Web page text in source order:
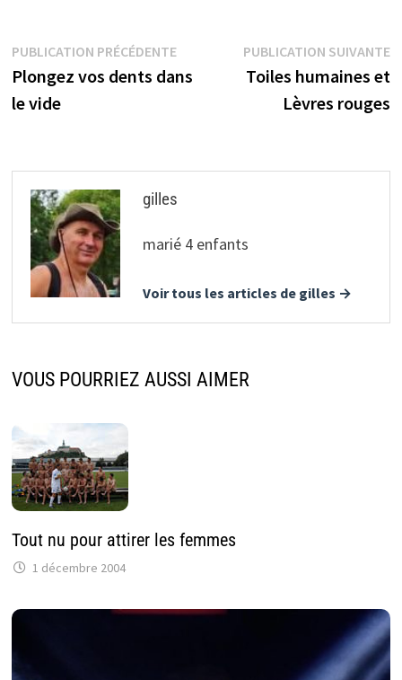
Navigation
de
PUBLICATION PRÉCÉDENTEPublication
précédente :
Plongez vos dents dans
le vide
PUBLICATION SUIVANTE
Toiles humaines et
Lèvres rouges
gilles
marié 4 enfants
Voir tous les articles de gilles →
VOUS POURRIEZ AUSSI AIMER
Tout nu pour attirer les femmes
1 décembre 2004